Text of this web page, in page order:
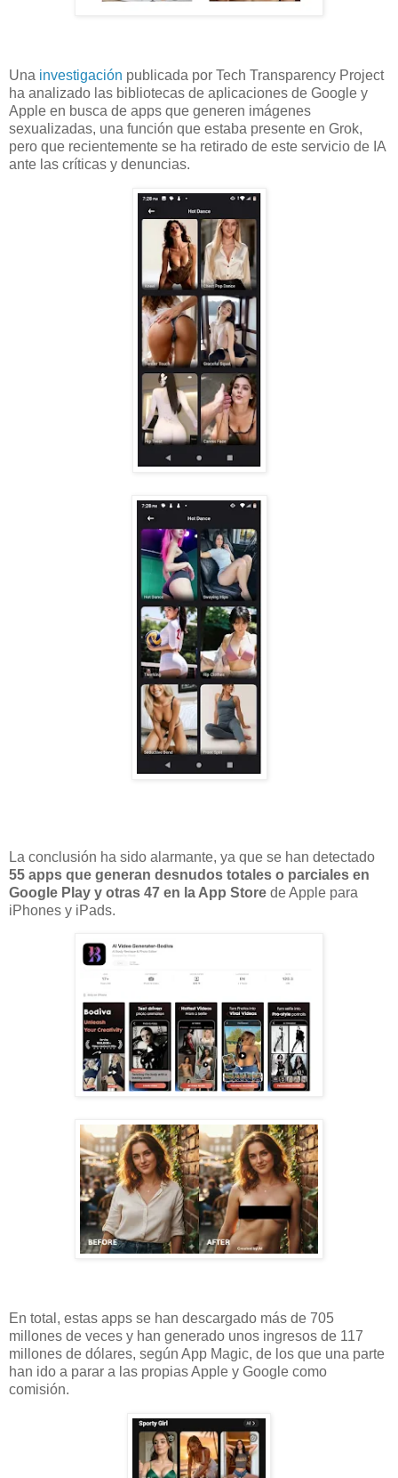
Una investigación publicada por Tech Transparency Project
ha analizado las bibliotecas de aplicaciones de Google y
Apple en busca de apps que generen imágenes
sexualizadas, una función que estaba presente en Grok,
pero que recientemente se ha retirado de este servicio de IA
ante las críticas y denuncias.
La conclusión ha sido alarmante, ya que se han detectado
55 apps que generan desnudos totales o parciales en
Google Play y otras 47 en la App Store de Apple para
iPhones y iPads.
En total, estas apps se han descargado más de 705
millones de veces y han generado unos ingresos de 117
millones de dólares, según App Magic, de los que una parte
han ido a parar a las propias Apple y Google como
comisión.